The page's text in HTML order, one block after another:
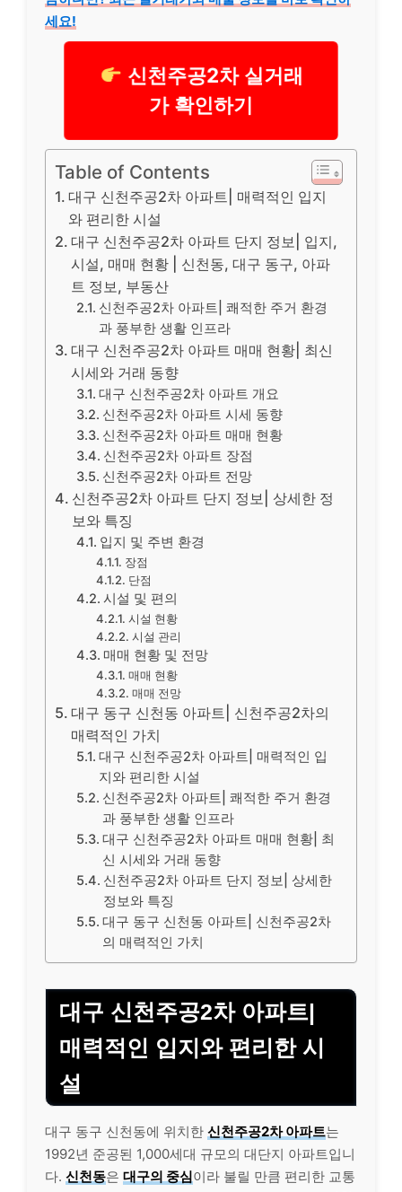
세요!
신천주공2차 실거래
가 확인하기
Table of Contents
대구 신천주공2차 아파트| 매력적인 입지
와 편리한 시설
대구 신천주공2차 아파트 단지 정보| 입지,
시설, 매매 현황 | 신천동, 대구 동구, 아파
트 정보, 부동산
신천주공2차 아파트| 쾌적한 주거 환경
과 풍부한 생활 인프라
대구 신천주공2차 아파트 매매 현황| 최신
시세와 거래 동향
대구 신천주공2차 아파트 개요
신천주공2차 아파트 시세 동향
신천주공2차 아파트 매매 현황
신천주공2차 아파트 장점
신천주공2차 아파트 전망
신천주공2차 아파트 단지 정보| 상세한 정
보와 특징
입지 및 주변 환경
장점
단점
시설 및 편의
시설 현황
시설 관리
매매 현황 및 전망
매매 현황
매매 전망
대구 동구 신천동 아파트| 신천주공2차의
매력적인 가치
대구 신천주공2차 아파트| 매력적인 입
지와 편리한 시설
신천주공2차 아파트| 쾌적한 주거 환경
과 풍부한 생활 인프라
대구 신천주공2차 아파트 매매 현황| 최
신 시세와 거래 동향
신천주공2차 아파트 단지 정보| 상세한
정보와 특징
대구 동구 신천동 아파트| 신천주공2차
의 매력적인 가치
대구 신천주공2차 아파트|
매력적인 입지와 편리한 시
설
대구 동구 신천동에 위치한 신천주공2차 아파트는
1992년 준공된 1,000세대 규모의 대단지 아파트입니
다. 신천동은 대구의 중심이라 불릴 만큼 편리한 교통